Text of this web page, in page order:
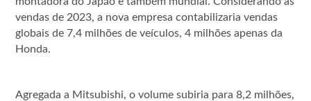
vendas de 2023, a nova empresa contabilizaria vendas
globais de 7,4 milhões de veículos, 4 milhões apenas da
Honda.
Agregada a Mitsubishi, o volume subiria para 8,2 milhões,